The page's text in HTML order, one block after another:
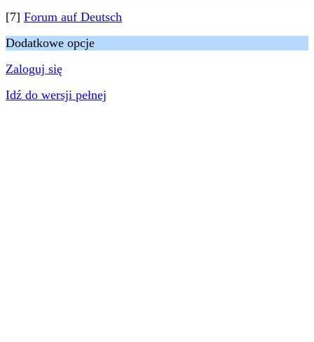
[7] Forum auf Deutsch
Dodatkowe opcje
Zaloguj się
Idź do wersji pełnej